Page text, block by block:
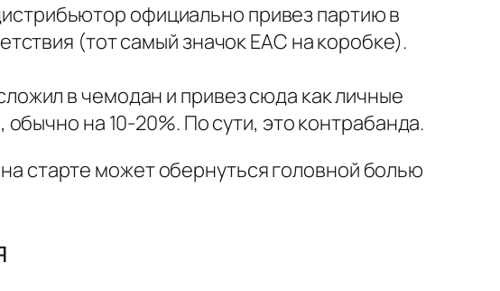
официально привез партию в
(тот самый значок ЕАС на коробке).
в чемодан и привез сюда как личные
на 10-20%. По сути, это контрабанда.
старте может обернуться головной болью